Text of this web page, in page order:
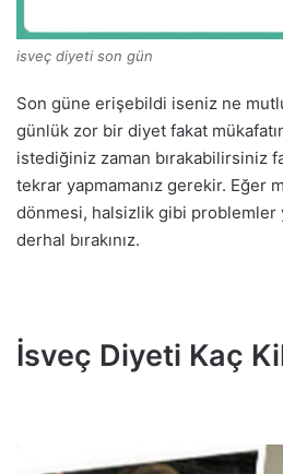
isveç diyeti son gün
Son güne erişebildi iseniz ne
günlük zor bir diyet fakat
istediğiniz zaman bırakabilirsiniz
tekrar yapmamanız gerekir. Eğer
dönmesi, halsizlik gibi problemler
derhal bırakınız.
İsveç Diyeti Kaç